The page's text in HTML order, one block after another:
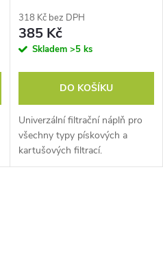
318 Kč bez DPH
385 Kč
Skladem >5 ks
DO KOŠÍKU
Univerzální filtrační náplň pro
všechny typy pískových a
kartušových filtrací.